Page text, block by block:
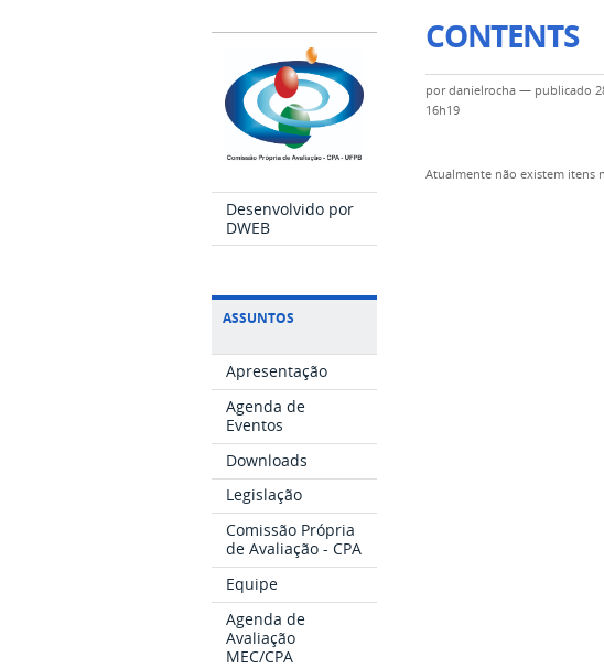
Desenvolvido por
DWEB
ASSUNTOS
Apresentação
Agenda de
Eventos
Downloads
Legislação
Comissão Própria
de Avaliação - CPA
Equipe
Agenda de
Avaliação
MEC/CPA
CONTENTS
pordanielrocha — publicado
16h19
Atualmente não existem itens